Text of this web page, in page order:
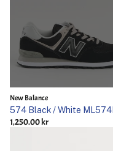
New Balance
574 Black / White
1,250.00 kr